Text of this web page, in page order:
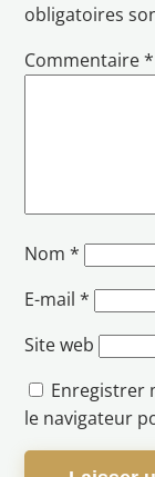
obligatoires
Commentaire*
Nom*
E-mail*
Site web
Enregistrer
le navigateur